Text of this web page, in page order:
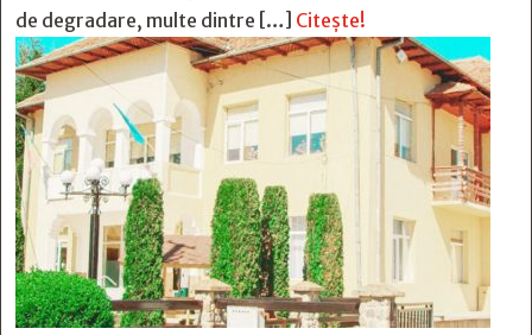
de degradare, multe dintre […] Citește!